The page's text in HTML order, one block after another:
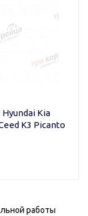
Kia
K3 Picanto
работы